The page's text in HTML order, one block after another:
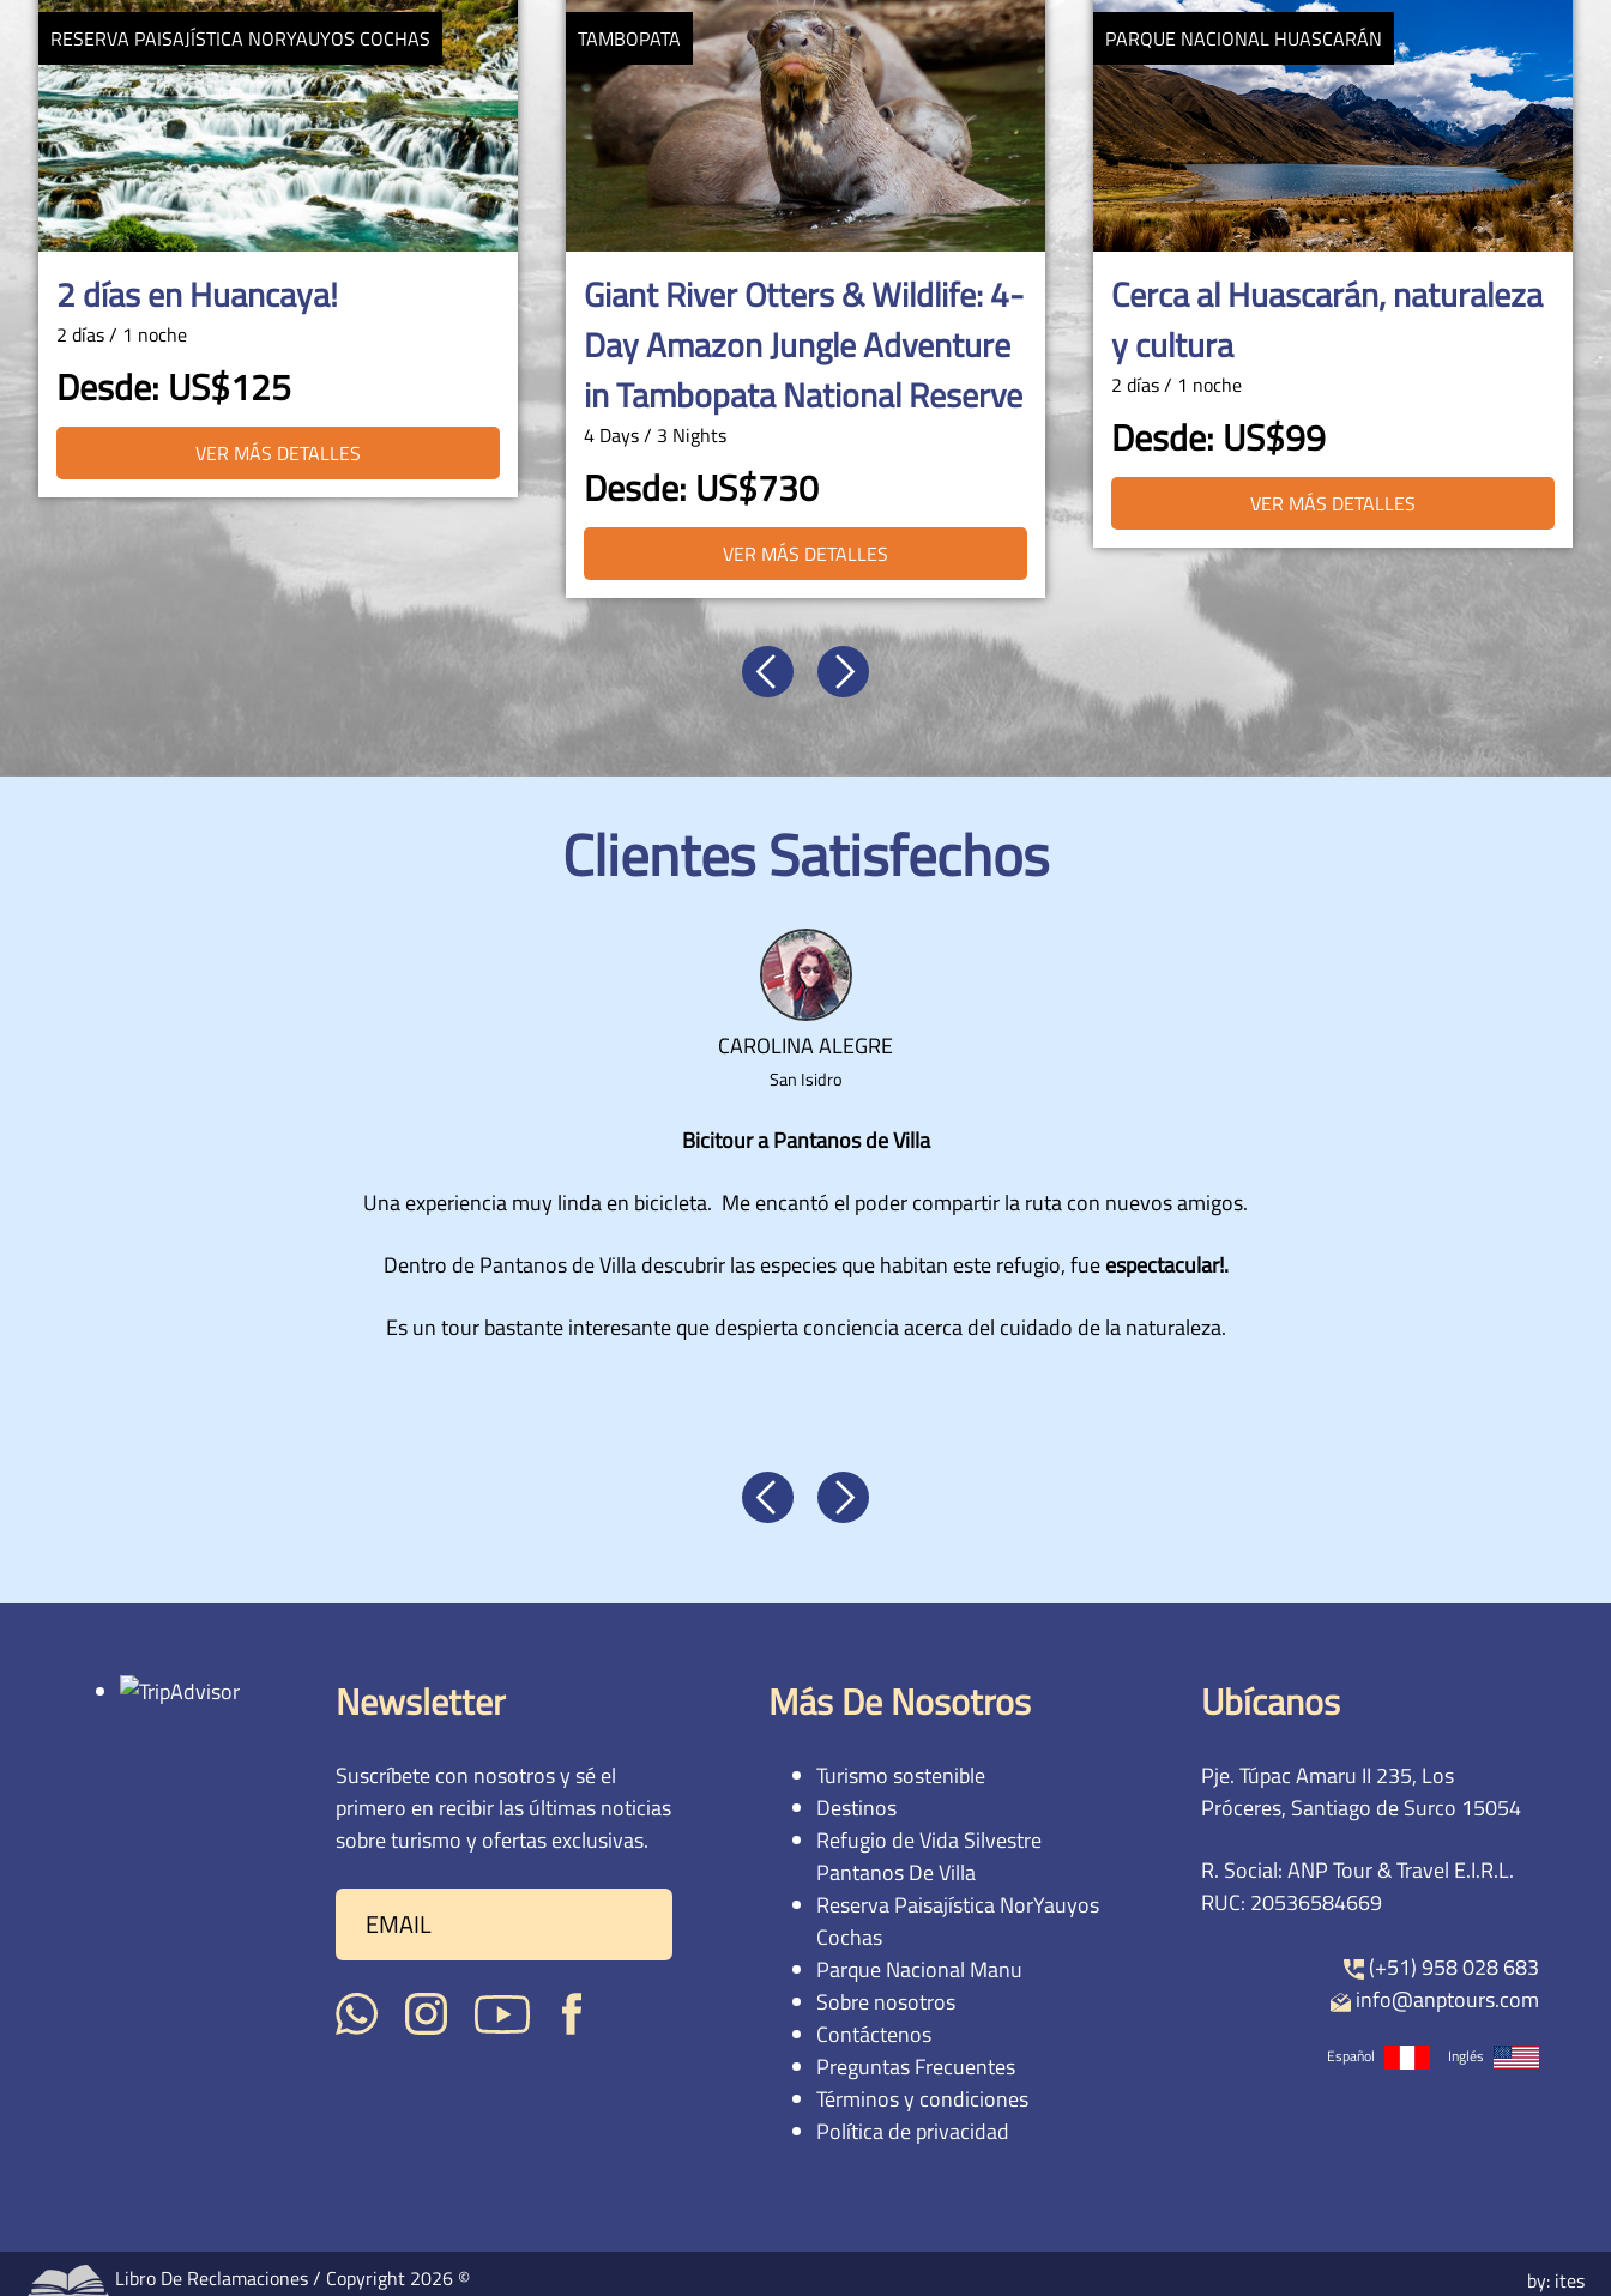
TAMBOPATA
Giant River Otters & Wildlife: 4-
Day Amazon Jungle Adventure
in Tambopata National Reserve
4 Days / 3 Nights
Desde: US$730
VER MÁS DETALLES
PARQUE NACIONAL HUASCARÁN
Cerca al Huascarán, naturaleza
y cultura
2 días / 1 noche
Desde: US$99
VER MÁS DETALLES
REFUGIO DE VIDA SILVESTRE PANTANOS DE VILLA
Biketour a Villa
5 1/2 horas
Desde: US$60
VER MÁS DETALLES
Clientes Satisfechos
VICKY SOLDI
Lima
Bicitour a Pantanos de Villa
Excelente paseo en bicicleta dentro de la ciudad!
El camino estuvo divertido y full adrenalina… El mejor premio: los Pantanos de Villa!!
El guía es un trome! No sabía que teníamos tanta variedad de aves en Lima.Increíble!!!
Suscríbete con nosotros y sé el
sobre turismo y ofertas exclusivas.
Turismo sostenible
Refugio de Vida Silvestre
Pantanos De Villa
Reserva Paisajística NorYauyos
Cochas
Parque Nacional Manu
Sobre nosotros
Contáctenos
Preguntas Frecuentes
Términos y condiciones
Política de privacidad
Pje. Túpac Amaru II 235, Los
R. Social: ANP Tour & Travel E.I.R.L.
(+51) 958 028 683
Español Inglés